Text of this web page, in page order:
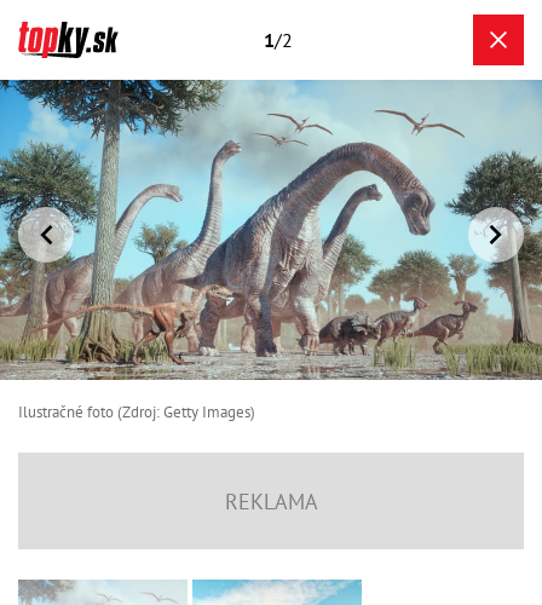
1/2
Ilustračné foto (Zdroj: Getty Images)